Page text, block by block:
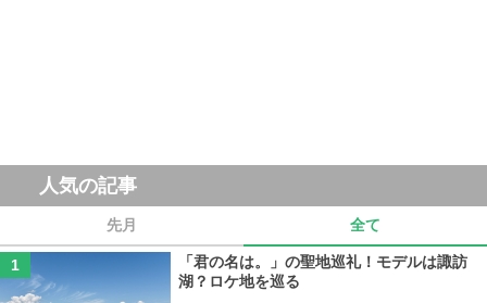
人気の記事
先月 全て
「君の名は。」の聖地巡礼！モデルは諏訪
湖？ロケ地を巡る